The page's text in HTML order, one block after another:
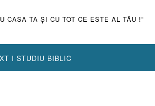
CASA TA ŞI CU TOT CE ESTE AL TĂU !”
I STUDIU BIBLIC